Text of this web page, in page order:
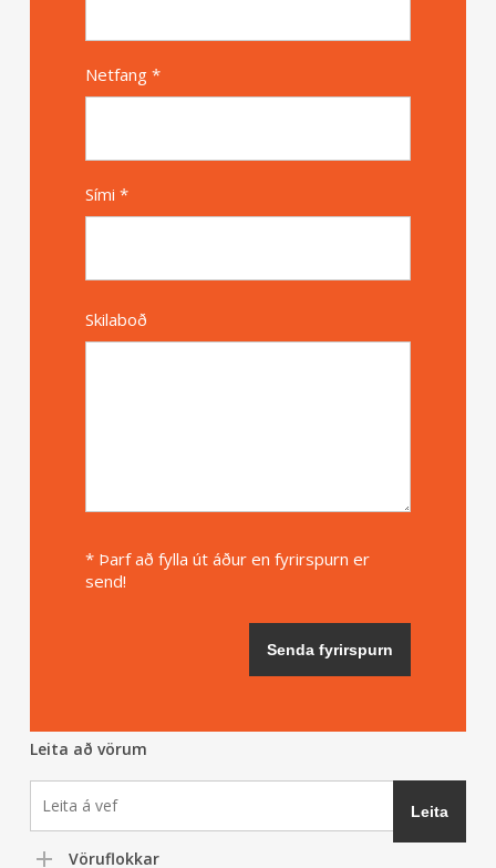
Netfang *
Sími *
Skilaboð
* Þarf að fylla út áður en fyrirspurn er
send!
Leita að vörum
Vöruflokkar